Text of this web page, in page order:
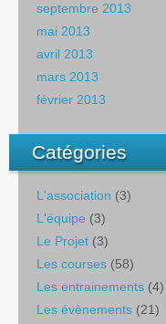
septembre 2013
mai 2013
avril 2013
mars 2013
février 2013
Catégories
L'association (3)
L'équipe (3)
Le Projet (3)
Les courses (58)
Les entrainements (4)
Les évènements (21)